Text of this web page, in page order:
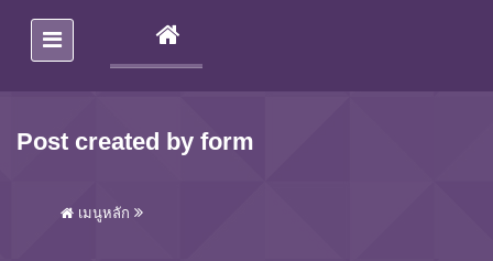
(CURRENT)
Post created by form
เมนูหลัก